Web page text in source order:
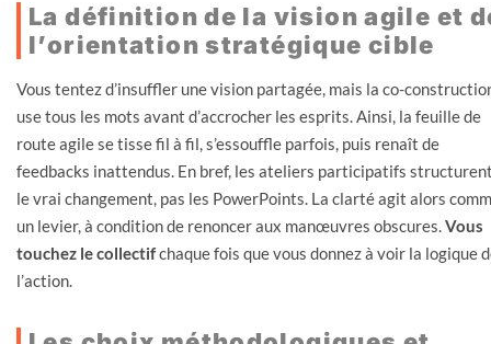
La définition de la vision agile et
l’orientation stratégique cible
Vous tentez d’insuffler une vision partagée, mais la co-
use tous les mots avant d’accrocher les esprits. Ainsi, la feuille de
route agile se tisse fil à fil, s’essouffle parfois, puis renaît de
feedbacks inattendus. En bref, les ateliers participatifs
le vrai changement, pas les PowerPoints. La clarté agit alors
un levier, à condition de renoncer aux manœuvres obscures.Vous
touchez le collectifchaque fois que vous donnez à voir la logique
l’action.